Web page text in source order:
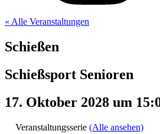
« Alle Veranstaltungen
Schießen
Schießsport Senioren
17. Oktober 2028 um
Veranstaltungsserie (Alle ansehen)